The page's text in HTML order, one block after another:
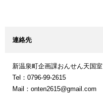
連絡先
新温泉町企画課おんせん天国室
Tel：0796-99-2615
Mail：onten2615@gmail.com